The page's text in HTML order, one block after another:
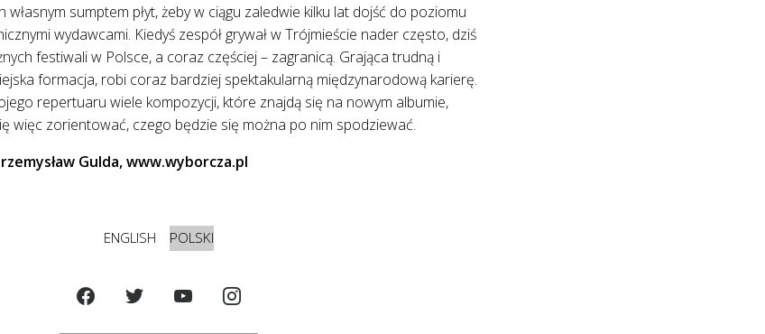
własnym sumptem płyt, żeby w ciągu zaledwie kilku lat dojść do poziomu
wydawcami. Kiedyś zespół grywał w Trójmieście nader często, dziś
festiwali w Polsce, a coraz częściej – zagranicą. Grająca trudną i
formacja, robi coraz bardziej spektakularną międzynarodową karierę.
repertuaru wiele kompozycji, które znajdą się na nowym albumie,
więc zorientować, czego będzie się można po nim spodziewać.
Gulda, www.wyborcza.pl
ENGLISH POLSKI